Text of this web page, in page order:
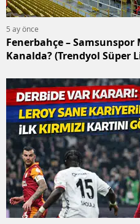
5 ay önce
Fenerbahçe – Samsunspor
Kanalda? (Trendyol Süper